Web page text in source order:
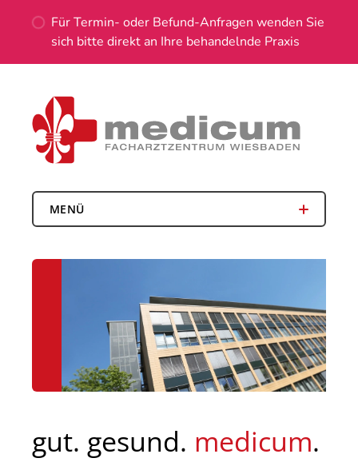
Für Termin- oder Befund-Anfragen wenden Sie
sich bitte direkt an Ihre behandelnde Praxis
MENÜ
gut. gesund. medicum.